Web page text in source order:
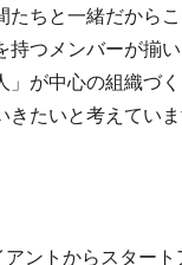
ちと一緒だから
つメンバーが揃い
が中心の組織づ
たいと考えていま
ントからスター